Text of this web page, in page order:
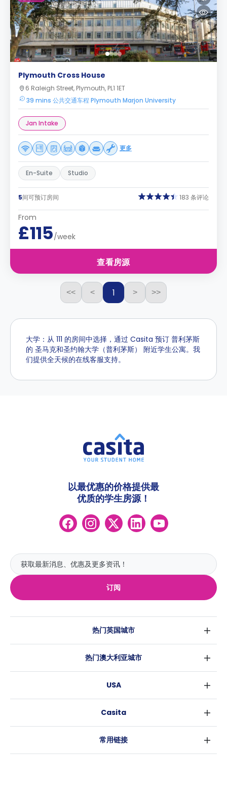
Plymouth Cross House
6 Raleigh Street, Plymouth, PL1 1ET
39 mins 公共交通车程 Plymouth Marjon University
Jan Intake
更多
En-Suite Studio
5间可预订房间 183 条评论
From
£115/week
查看房源
<< < 1 > >>
大学：从 111 的房间中选择，通过 Casita 预订 普利茅斯
的 圣马克和圣约翰大学（普利茅斯） 附近学生公寓。我
们提供全天候的在线客服支持。
订阅
以最优惠的价格提供最
优质的学生房源！
热门英国城市
伦敦
爱丁堡
利兹
热门澳大利亚城市
布里斯班
阿德莱德
USA
洛杉矶
Casita
常用链接